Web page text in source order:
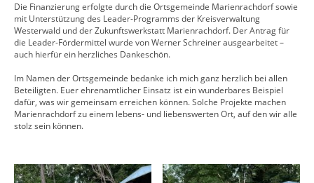
Die Finanzierung erfolgte durch die Ortsgemeinde Marienrachdorf sowie
mit Unterstützung des Leader-Programms der Kreisverwaltung
Westerwald und der Zukunftswerkstatt Marienrachdorf. Der Antrag für
die Leader-Fördermittel wurde von Werner Schreiner ausgearbeitet –
auch hierfür ein herzliches Dankeschön.
Im Namen der Ortsgemeinde bedanke ich mich ganz herzlich bei allen
Beteiligten. Euer ehrenamtlicher Einsatz ist ein wunderbares Beispiel
dafür, was wir gemeinsam erreichen können. Solche Projekte machen
Marienrachdorf zu einem lebens- und liebenswerten Ort, auf den wir alle
stolz sein können.